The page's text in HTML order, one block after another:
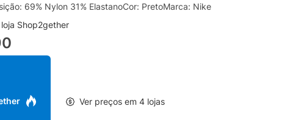
69% Nylon 31% ElastanoCor: PretoMarca: Nike
Shop2gether
Ver preços em 4 lojas